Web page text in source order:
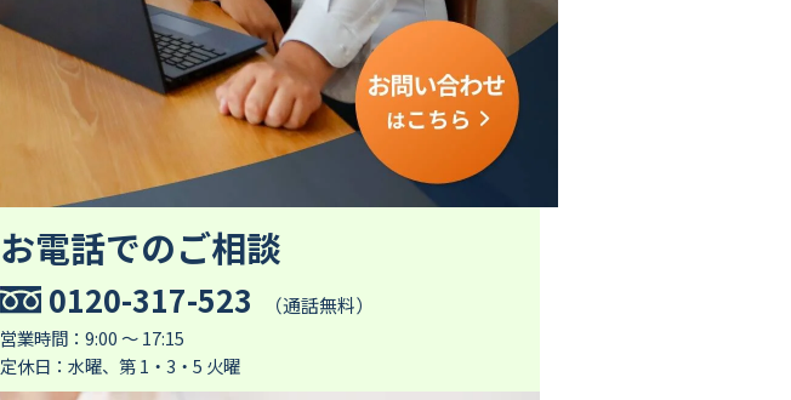
お電話でのご相談
0120-317-523
（通話無料）
営業時間：9:00 ～ 17:15
定休日：水曜、第 1・3・5 火曜